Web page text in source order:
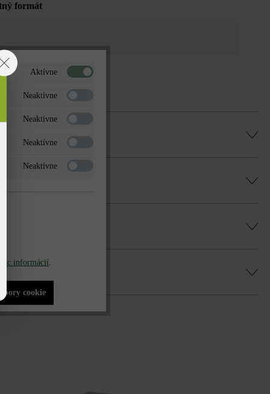
formát
Aktívne
Neaktívne
Neaktívne
Neaktívne
Neaktívne
Viac informácií.
cookie